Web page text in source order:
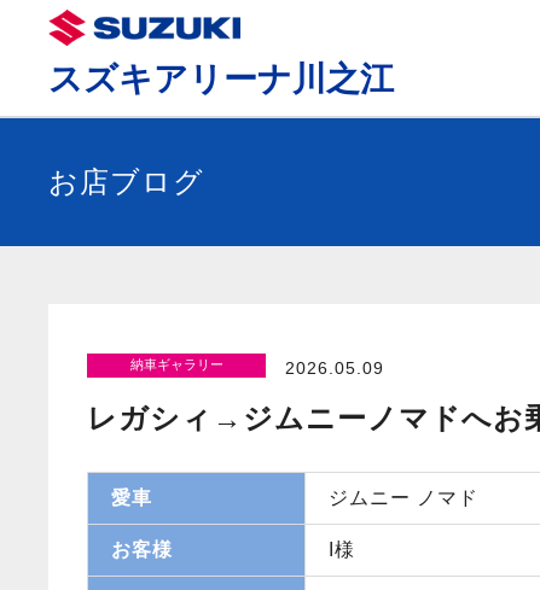
スズキアリーナ川之江
お店ブログ
納車ギャラリー 2026.05.09
レガシィ→ジムニーノマドへお
愛車 ジムニー ノマド
お客様 I様